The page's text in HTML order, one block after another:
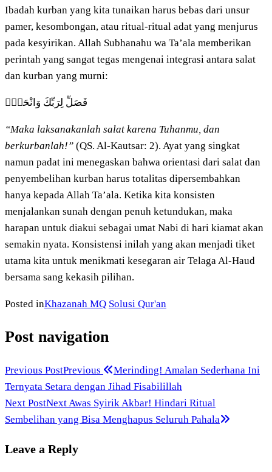
Ibadah kurban yang kita tunaikan harus bebas dari unsur
pamer, kesombongan, atau ritual-ritual adat yang menjurus
pada kesyirikan. Allah Subhanahu wa Ta’ala memberikan
perintah yang sangat tegas mengenai integrasi antara salat
dan kurban yang murni:
فَصَلِّ لِرَبِّكَ وَانْحَرْۗ
“Maka laksanakanlah salat karena Tuhanmu, dan
berkurbanlah!” (QS. Al-Kautsar: 2). Ayat yang singkat
namun padat ini menegaskan bahwa orientasi dari salat dan
penyembelihan kurban harus totalitas dipersembahkan
hanya kepada Allah Ta’ala. Ketika kita konsisten
menjalankan sunah dengan penuh ketundukan, maka
harapan untuk diakui sebagai umat Nabi di hari kiamat akan
semakin nyata. Konsistensi inilah yang akan menjadi tiket
utama kita untuk menikmati kesegaran air Telaga Al-Haud
bersama sang kekasih pilihan.
Posted inKhazanah MQ Solusi Qur'an
Post navigation
Previous PostPrevious
Merinding! Amalan Sederhana Ini
Ternyata Setara dengan Jihad Fisabilillah
Next PostNextAwas Syirik Akbar! Hindari Ritual
Sembelihan yang Bisa Menghapus Seluruh Pahala
Leave a Reply